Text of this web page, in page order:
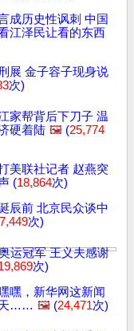
成历史性讽刺 中国
江泽民让看的东西
展 金子容子现身说
次)
家帮背后下刀子 温
硬着陆 🖼️ (25,774
美联社记者 赵燕突
(18,864次)
辰前 北京民众谈中
次)
运冠军 王义夫感谢
次)
嘿，新华网这新闻
天…… 🖼️ (24,471次)